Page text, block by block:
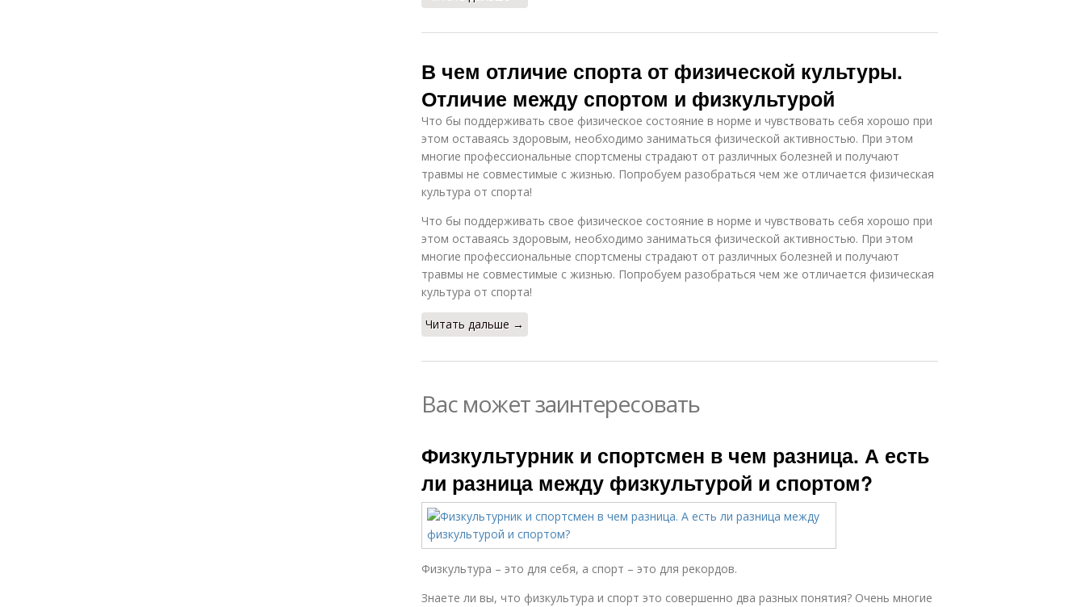
В чем отличие спорта от физической культуры.
Отличие между спортом и физкультурой
Что бы поддерживать свое физическое состояние в норме и чувствовать себя хорошо при
этом оставаясь здоровым, необходимо заниматься физической активностью. При этом
многие профессиональные спортсмены страдают от различных болезней и получают
травмы не совместимые с жизнью. Попробуем разобраться чем же отличается физическая
культура от спорта!
Что бы поддерживать свое физическое состояние в норме и чувствовать себя хорошо при
этом оставаясь здоровым, необходимо заниматься физической активностью. При этом
многие профессиональные спортсмены страдают от различных болезней и получают
травмы не совместимые с жизнью. Попробуем разобраться чем же отличается физическая
культура от спорта!
Читать дальше →
Вас может заинтересовать
Физкультурник и спортсмен в чем разница. А есть
ли разница между физкультурой и спортом?
Физкультура – это для себя, а спорт – это для рекордов.
Знаете ли вы, что физкультура и спорт это совершенно два разных понятия? Очень многие